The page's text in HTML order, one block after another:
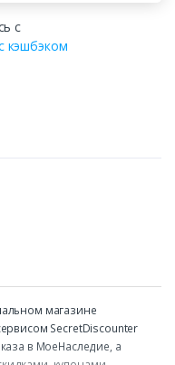
с
кэшбэком
магазине
SecretDiscounter
в МоеНаследие, а